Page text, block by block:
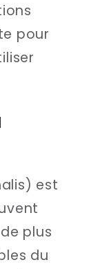
pour
est
plus
du